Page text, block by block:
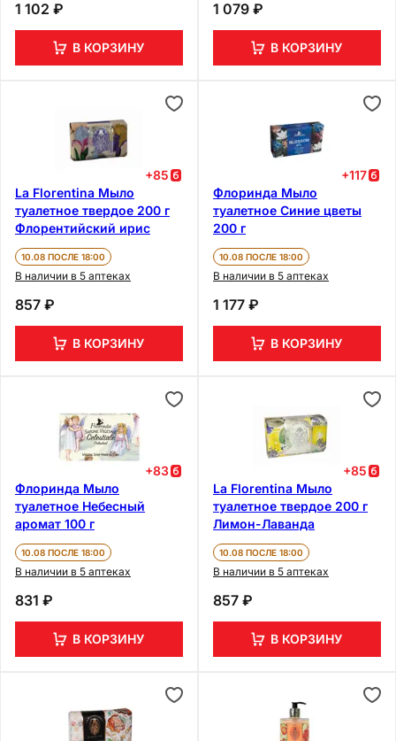
1 102 ₽
В КОРЗИНУ
1 079 ₽
В КОРЗИНУ
+85
La Florentina Мыло
туалетное твердое 200 г
Флорентийский ирис
10.08 ПОСЛЕ 18:00
В наличии в 5 аптеках
857 ₽
В КОРЗИНУ
+117
Флоринда Мыло
туалетное Синие цветы
200 г
10.08 ПОСЛЕ 18:00
В наличии в 5 аптеках
1 177 ₽
В КОРЗИНУ
+83
Флоринда Мыло
туалетное Небесный
аромат 100 г
10.08 ПОСЛЕ 18:00
В наличии в 5 аптеках
831 ₽
В КОРЗИНУ
+85
La Florentina Мыло
туалетное твердое 200 г
Лимон-Лаванда
10.08 ПОСЛЕ 18:00
В наличии в 5 аптеках
857 ₽
В КОРЗИНУ